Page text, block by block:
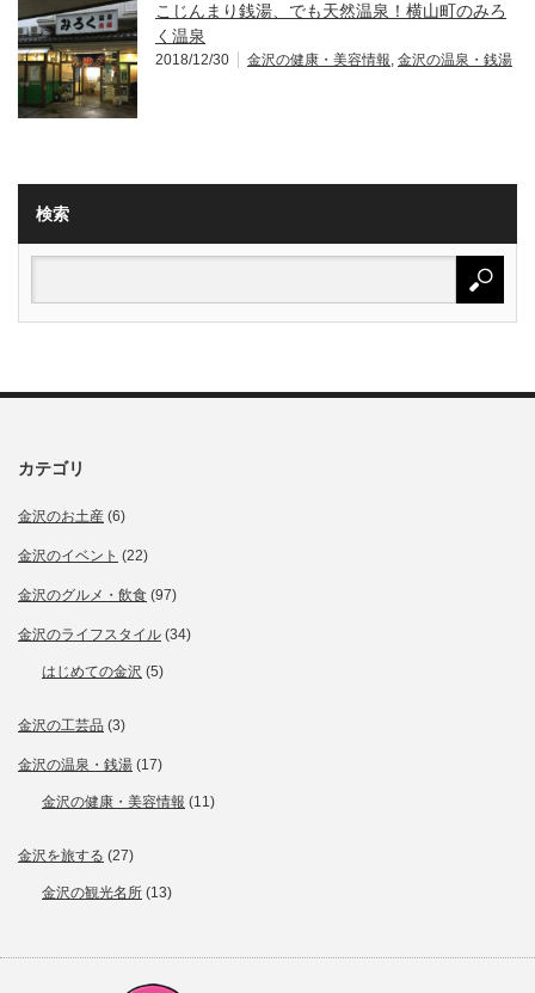
こじんまり銭湯、でも天然温泉！横山町のみろ
く温泉
2018/12/30 金沢の健康・美容情報, 金沢の温泉・銭湯
検索
カテゴリ
金沢のお土産 (6)
金沢のイベント (22)
金沢のグルメ・飲食 (97)
金沢のライフスタイル (34)
はじめての金沢 (5)
金沢の工芸品 (3)
金沢の温泉・銭湯 (17)
金沢の健康・美容情報 (11)
金沢を旅する (27)
金沢の観光名所 (13)